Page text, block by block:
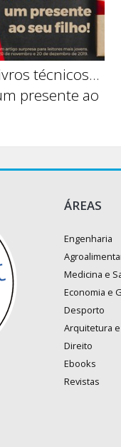
técnicos...
presente ao
ÁREAS
Engenharia
Medicina e
Economia e
Desporto
Arquitetura
Direito
Ebooks
Revistas